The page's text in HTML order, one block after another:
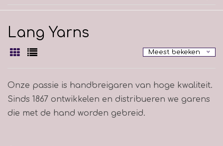
Lang Yarns
Meest bekeken
Onze passie is handbreigaren van hoge kwaliteit.
Sinds 1867 ontwikkelen en distribueren we garens
die met de hand worden gebreid.